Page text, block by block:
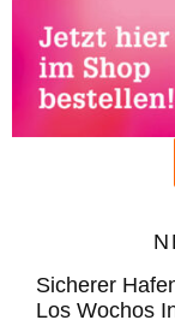
Sicherer
Los Wochos